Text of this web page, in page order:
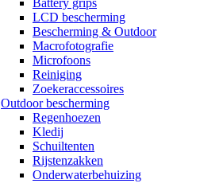
Battery grips
LCD bescherming
Bescherming & Outdoor
Macrofotografie
Microfoons
Reiniging
Zoekeraccessoires
Outdoor bescherming
Regenhoezen
Kledij
Schuiltenten
Rijstenzakken
Onderwaterbehuizing